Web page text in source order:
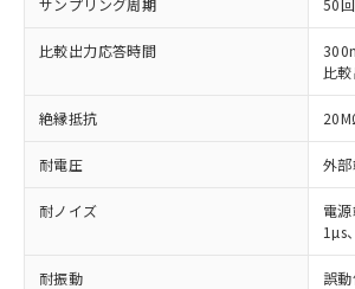
サンプリング周期 50
比較出力応答時間
比
絶縁抵抗
耐電圧 外
耐ノイズ
電
1µs
耐振動 誤
ムロン制御機器販売店・当
オムロン制御機器販売店や
販売ネットワーク
在庫状況および標準価格結
事前の承諾なく第三者に漏
マイパーツ機能（部品リス
ビス）をご利用いただくに
メンバーズにご登録されて
(DIBP) 1000ppm以下
適用除外項目は除く。
フタル酸エステル類の４物質については
図的な使用がないことを確認しています。
部品在庫の切り替え状況などに
月が前後することがあります。
ル) : 1000ppm、
DEHP(フタル酸ビス(2-エチルヘキシル)) :
「ｅ」：有害物質（10物質）の
準値以下であることを示します。
「10」：通常の使用状況下にお
質が外部に漏えいし、環境に深
及ぼさない年数を意味します。
「－」：未確認です。当社販売
当社は貴社製品を、核兵器
ル、化学兵器、生物兵器ま
武器並びにこれらの製造装
当社は、貴社製品を第三者
場合は、上記1、2および3
該第三者に通知します。ま
販売先および販売に係わる
法に輸出するおそれがある
－
在庫なし(最新の在庫状
いては、お客様のお取
たはお客様担当のオム
機器販売店・当社販売
受注生産機種、また在
情報を公開していない